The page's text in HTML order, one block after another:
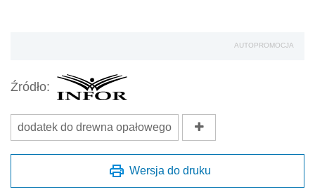
AUTOPROMOCJA
Źródło:
dodatek do drewna opałowego
Wersja do druku